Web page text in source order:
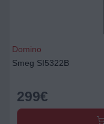
Domino
Smeg SI5322B
299€